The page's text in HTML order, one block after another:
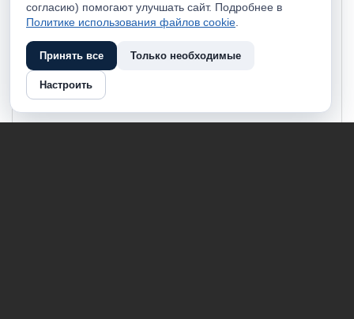
согласию) помогают улучшать сайт. Подробнее в
Политике использования файлов cookie
Принять все Только необходимые
Настроить